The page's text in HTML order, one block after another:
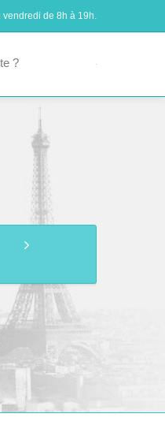
vendredi de 8h à 19h.
?